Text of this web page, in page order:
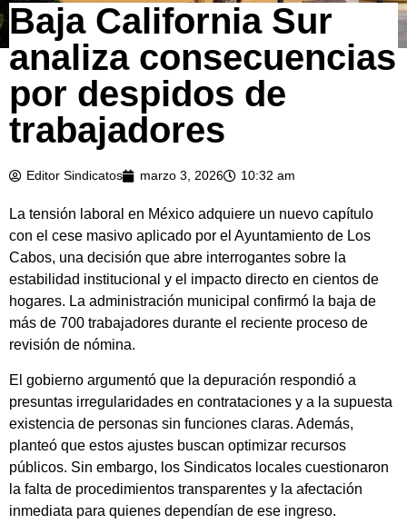
Baja California Sur
analiza consecuencias
por despidos de
trabajadores
Editor Sindicatos marzo 3, 2026 10:32 am
La tensión laboral en México adquiere un nuevo capítulo
con el cese masivo aplicado por el Ayuntamiento de Los
Cabos, una decisión que abre interrogantes sobre la
estabilidad institucional y el impacto directo en cientos de
hogares. La administración municipal confirmó la baja de
más de 700 trabajadores durante el reciente proceso de
revisión de nómina.
El gobierno argumentó que la depuración respondió a
presuntas irregularidades en contrataciones y a la supuesta
existencia de personas sin funciones claras. Además,
planteó que estos ajustes buscan optimizar recursos
públicos. Sin embargo, los Sindicatos locales cuestionaron
la falta de procedimientos transparentes y la afectación
inmediata para quienes dependían de ese ingreso.